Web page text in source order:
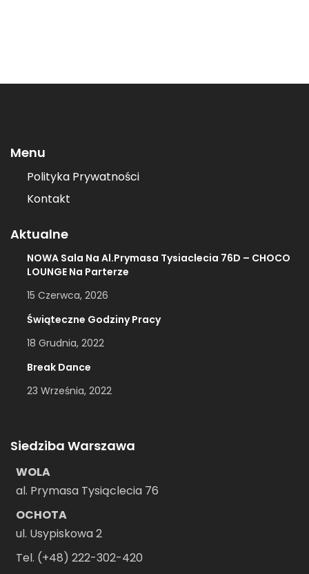
Menu
Polityka Prywatności
Kontakt
Aktualne
NOWA Sala Na Al.Prymasa Tysiaclecia 76D – CHOCO
LOUNGE Na Parterze
15 Czerwca, 2026
Świąteczne Godziny Pracy
18 Grudnia, 2022
Break Dance
23 Września, 2022
Siedziba Warszawa
WOLA
al. Prymasa Tysiąclecia 76
OCHOTA
ul. Usypiskowa 2
Tel. (+48) 222-302-420